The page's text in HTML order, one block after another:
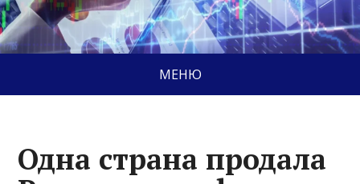
МЕНЮ
Одна страна продала